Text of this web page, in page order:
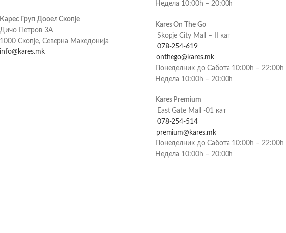
Карес Груп Дооел Скопје
Дичо Петров 3А
1000 Скопје, Северна Македонија
info@kares.mk
Недела 10:00h – 20:00h
Kares On The Go
Skopje City Mall – II кат
078-254-619
onthego@kares.mk
Понеделник до Сабота 10:00h – 22:00h
Недела 10:00h – 20:00h
Kares Premium
East Gate Mall -01 кат
078-254-514
premium@kares.mk
Понеделник до Сабота 10:00h – 22:00h
Недела 10:00h – 20:00h